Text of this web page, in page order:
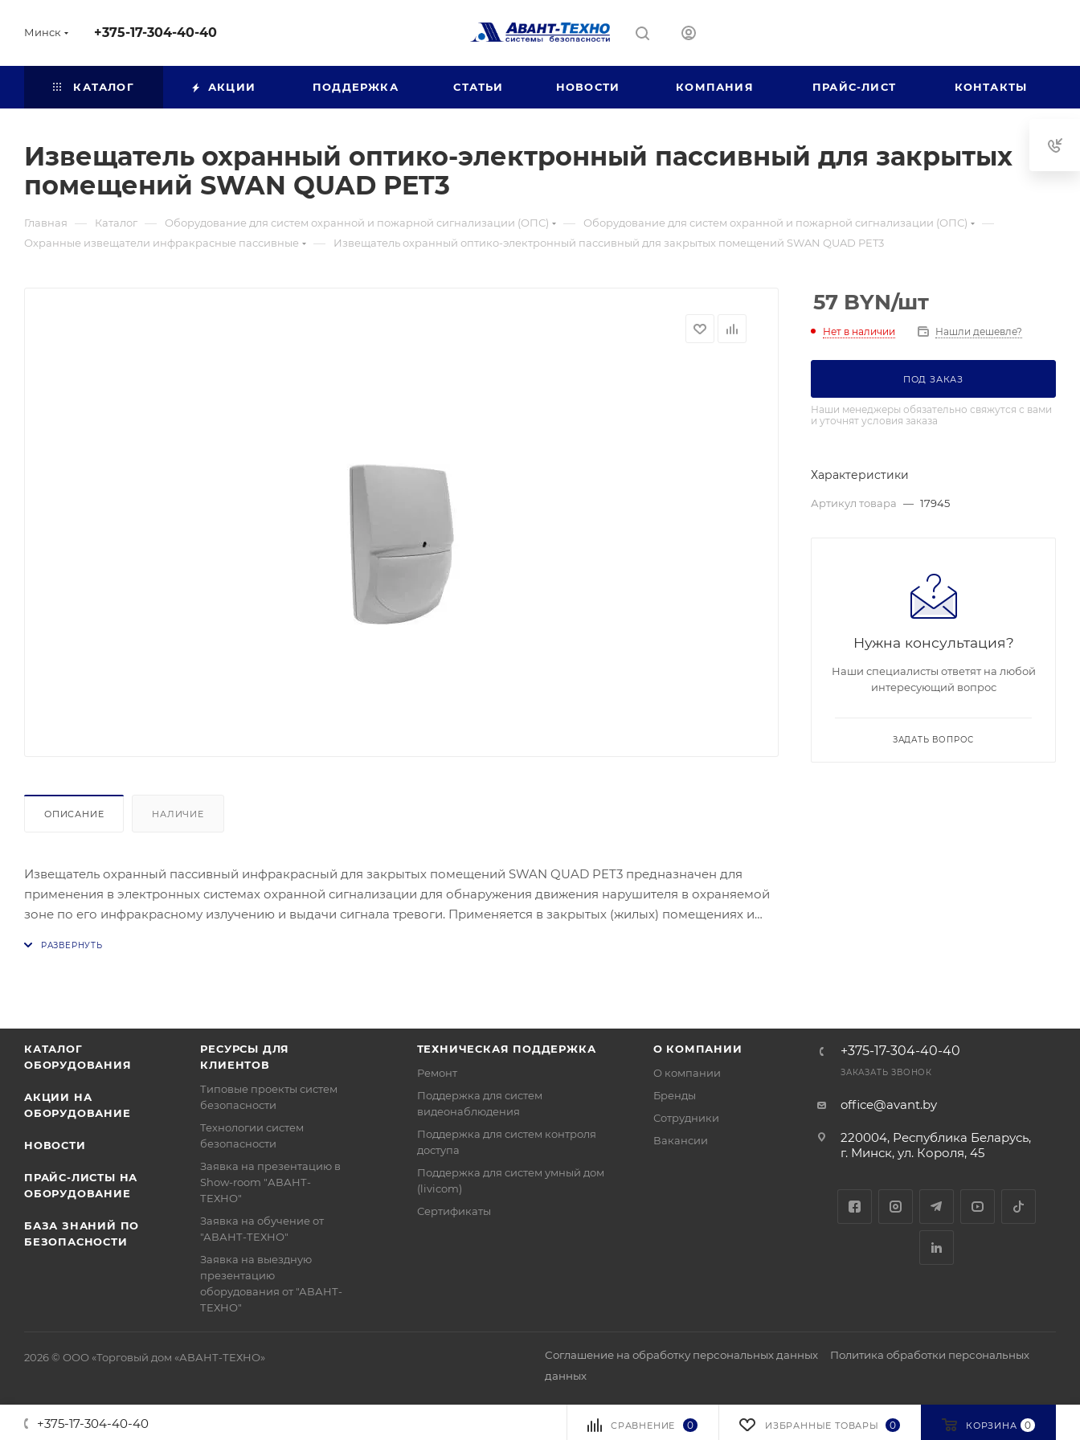
Минск +375-17-304-40-40
КАТАЛОГ АКЦИИ ПОДДЕРЖКА СТАТЬИ НОВОСТИ КОМПАНИЯ ПРАЙС-ЛИСТ КОНТАКТЫ
Извещатель охранный оптико-электронный пассивный для закрытых
помещений SWAN QUAD PET3
Главная — Каталог — Оборудование для систем охранной и пожарной сигнализации (ОПС) — Оборудование для систем охранной и пожарной сигнализации (ОПС) —
Охранные извещатели инфракрасные пассивные — Извещатель охранный оптико-электронный пассивный для закрытых помещений SWAN QUAD PET3
ОПИСАНИЕ НАЛИЧИЕ
Извещатель охранный пассивный инфракрасный для закрытых помещений SWAN QUAD PET3 предназначен для
применения в электронных системах охранной сигнализации для обнаружения движения нарушителя в охраняемой
зоне по его инфракрасному излучению и выдачи сигнала тревоги. Применяется в закрытых (жилых) помещениях и
57 BYN/шт
Нет в наличии Нашли дешевле?
ПОД ЗАКАЗ
Наши менеджеры обязательно свяжутся с вами
и уточнят условия заказа
Характеристики
Артикул товара — 17945
Нужна консультация?
Наши специалисты ответят на любой
интересующий вопрос
ЗАДАТЬ ВОПРОС
КАТАЛОГ
ОБОРУДОВАНИЯ
АКЦИИ НА
ОБОРУДОВАНИЕ
НОВОСТИ
ПРАЙС-ЛИСТЫ НА
ОБОРУДОВАНИЕ
БАЗА ЗНАНИЙ ПО
БЕЗОПАСНОСТИ
РЕСУРСЫ ДЛЯ
КЛИЕНТОВ
Типовые проекты систем
безопасности
Технологии систем
безопасности
Заявка на презентацию в
Show-room "АВАНТ-
ТЕХНО"
Заявка на обучение от
"АВАНТ-ТЕХНО"
Заявка на выездную
презентацию
оборудования от "АВАНТ-
ТЕХНО"
ТЕХНИЧЕСКАЯ ПОДДЕРЖКА
Ремонт
Поддержка для систем
видеонаблюдения
Поддержка для систем контроля
доступа
Поддержка для систем умный дом
(livicom)
Сертификаты
О КОМПАНИИ
О компании
Бренды
Сотрудники
Вакансии
+375-17-304-40-40
ЗАКАЗАТЬ ЗВОНОК
office@avant.by
220004, Республика Беларусь,
г. Минск, ул. Короля, 45
Соглашение на обработку персональных данных
Политика обработки персональных
данных
2026 © ООО «Торговый дом «АВАНТ-ТЕХНО»
+375-17-304-40-40 СРАВНЕНИЕ 0 ИЗБРАННЫЕ ТОВАРЫ 0 КОРЗИНА 0